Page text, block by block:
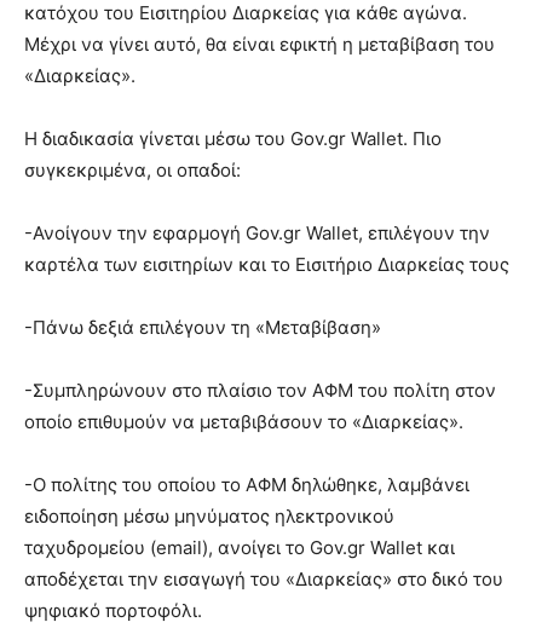
κατόχου του Εισιτηρίου Διαρκείας για κάθε αγώνα.
Μέχρι να γίνει αυτό, θα είναι εφικτή η μεταβίβαση του
«Διαρκείας».
Η διαδικασία γίνεται μέσω του Gov.gr Wallet. Πιο
συγκεκριμένα, οι οπαδοί:
-Ανοίγουν την εφαρμογή Gov.gr Wallet, επιλέγουν την
καρτέλα των εισιτηρίων και το Εισιτήριο Διαρκείας τους
-Πάνω δεξιά επιλέγουν τη «Μεταβίβαση»
-Συμπληρώνουν στο πλαίσιο τον ΑΦΜ του πολίτη στον
οποίο επιθυμούν να μεταβιβάσουν το «Διαρκείας».
-Ο πολίτης του οποίου το ΑΦΜ δηλώθηκε, λαμβάνει
ειδοποίηση μέσω μηνύματος ηλεκτρονικού
ταχυδρομείου (email), ανοίγει το ⁦Gov.gr⁩ Wallet και
αποδέχεται την εισαγωγή του «Διαρκείας» στο δικό του
ψηφιακό πορτοφόλι.